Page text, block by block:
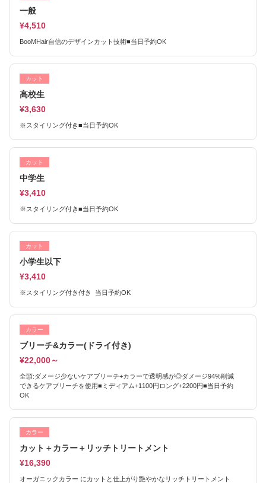
一般
¥4,510
BooMHair自信のデザインカット技術■当日予約OK
カット
高校生
¥3,630
※スタイリング付き■当日予約OK
カット
中学生
¥3,410
※スタイリング付き■当日予約OK
カット
小学生以下
¥3,410
※スタイリング付き付き 当日予約OK
カラー
ブリーチ&カラー(ドライ付き)
¥22,000～
全頭:ダメージ少ないケアブリーチ+カラーで透明感が◎ダメージ94%削減
できるケアブリーチを使用■ミディアム+1100円ロング+2200円■当日予約
OK
カラー
カット＋カラー＋リッチトリートメント
¥16,390
オーガニックカラー にカットと仕上がり艶やかなリッチトリートメント